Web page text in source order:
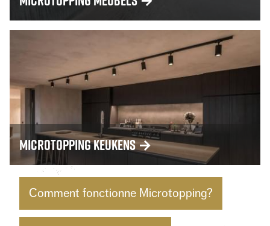
Microtopping keukens→
Comment fonctionne Microtopping?